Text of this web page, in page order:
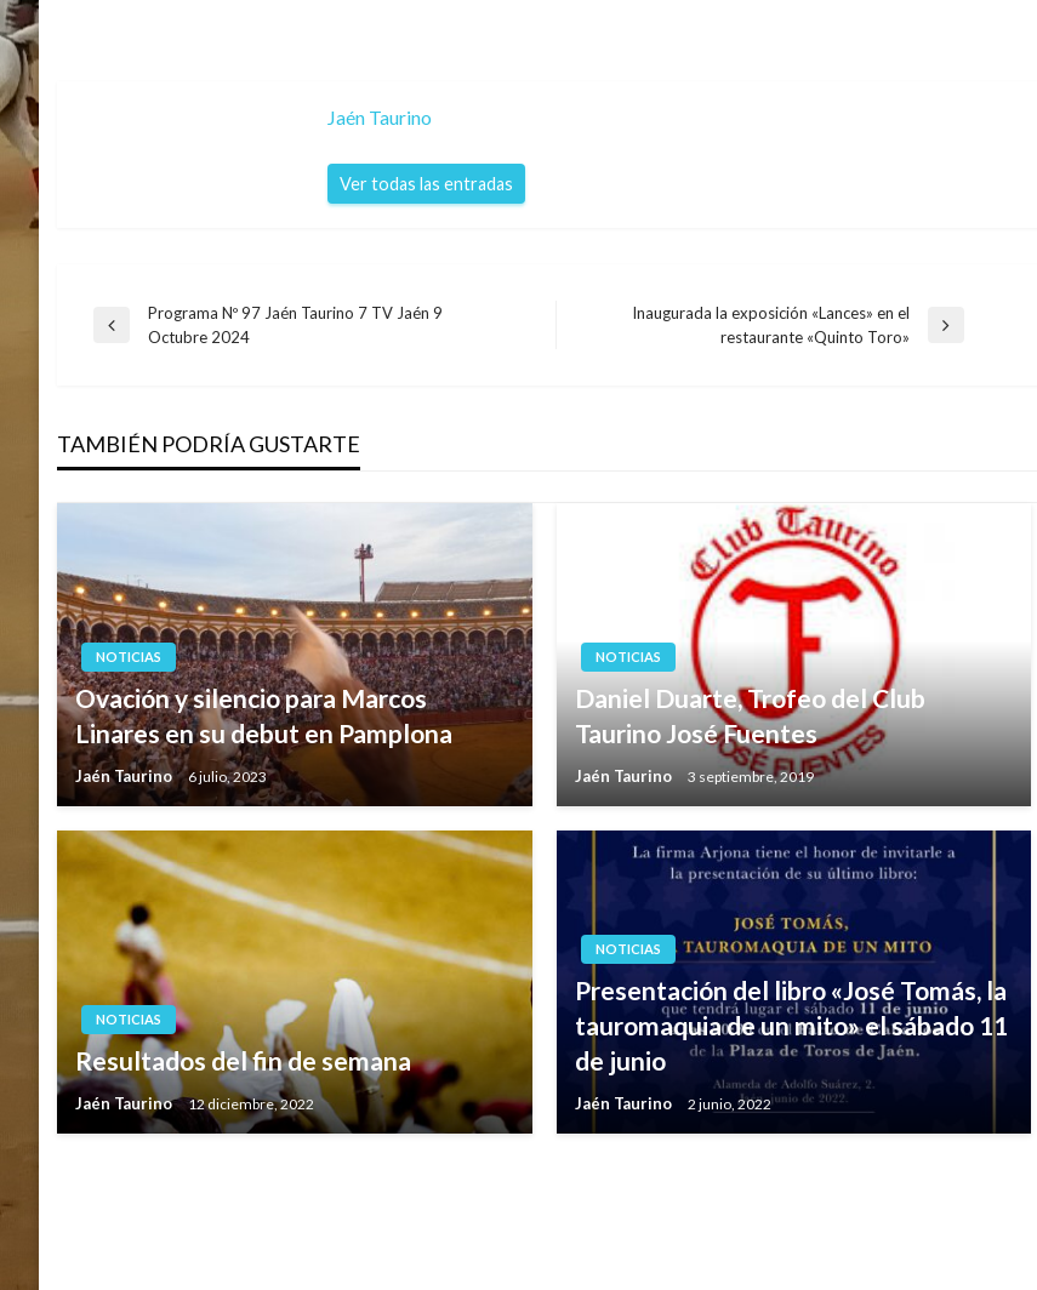
Jaén Taurino
Ver todas las entradas
Navegación
entradas
Entrada
Programa Nº 97 Jaén Taurino 7 TV Jaén 9
Octubre 2024
Inaugurada la exposición «Lances» en el
restaurante «Quinto Toro»
TAMBIÉN PODRÍA GUSTARTE
NOTICIAS
Ovación y silencio para Marcos
Linares en su debut en Pamplona
Jaén Taurino 6 julio, 2023
NOTICIAS
Daniel Duarte, Trofeo del Club
Taurino José Fuentes
Jaén Taurino 3 septiembre, 2019
NOTICIAS
Resultados del fin de semana
Jaén Taurino 12 diciembre, 2022
NOTICIAS
Presentación del libro «José Tomás, la
tauromaquia de un mito» el sábado 11
de junio
Jaén Taurino 2 junio, 2022